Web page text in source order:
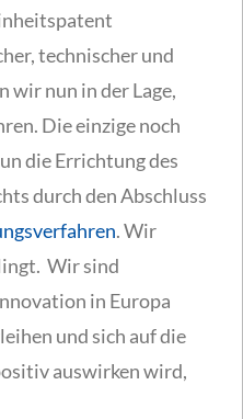
technischer und
nun in der Lage,
Die einzige noch
die Errichtung des
durch den Abschluss
. Wir
Wir sind
in Europa
und sich auf die
auswirken wird,